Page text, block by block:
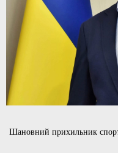
Шановний прихильник